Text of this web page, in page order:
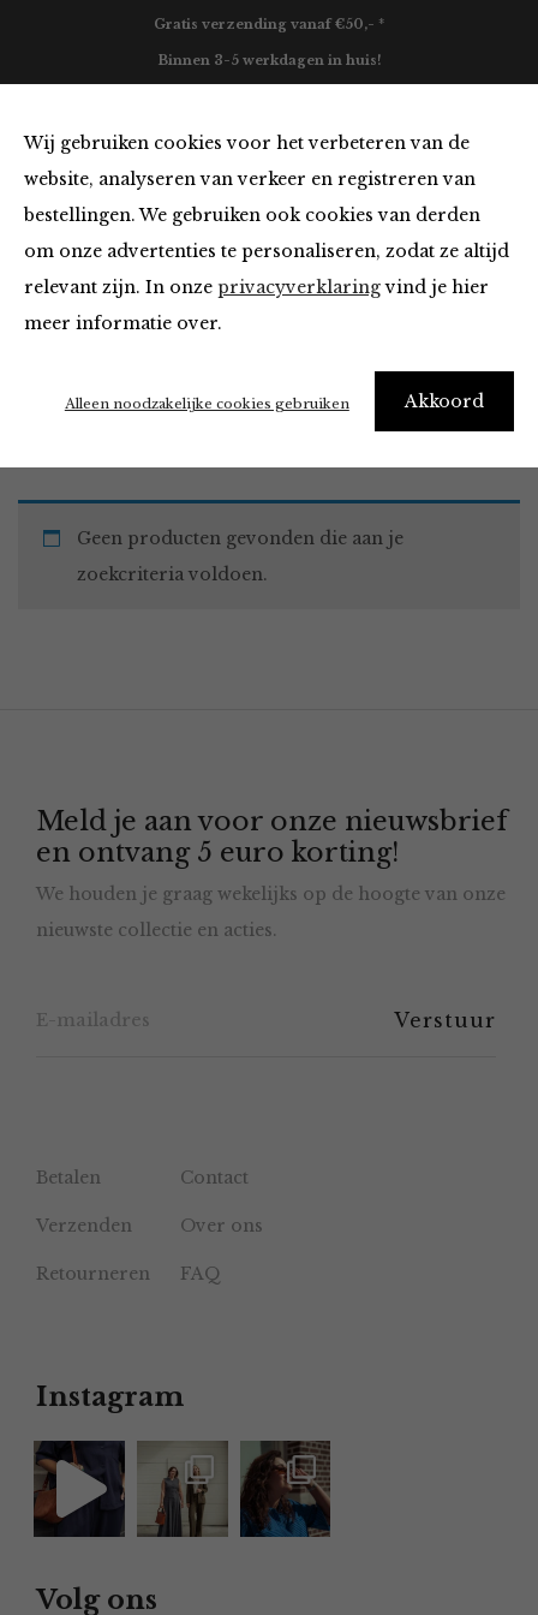
Wij gebruiken cookies voor het verbeteren van de
website, analyseren van verkeer en registreren van
bestellingen. We gebruiken ook cookies van derden
om onze advertenties te personaliseren, zodat ze altijd
relevant zijn. In onze privacyverklaringvind je hier
meer informatie over.
Akkoord
Alleen noodzakelijke cookies gebruiken
Gratis verzending vanaf €50,- *
Binnen 3-5 werkdagen in huis!
Must Haves
Home Winkel Accessoires Must Haves
Geen producten gevonden die aan je
zoekcriteria voldoen.
Meld je aan voor onze nieuwsbrief
en ontvang 5 euro korting!
We houden je graag wekelijks op de hoogte van onze
nieuwste collectie en acties.
Betalen Contact
Verzenden Over ons
Retourneren FAQ
Instagram
Volg ons